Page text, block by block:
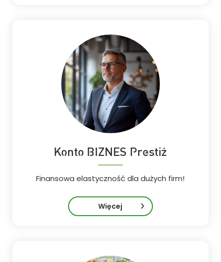
Konto BIZNES Prestiż
Finansowa elastyczność dla dużych firm!
Więcej